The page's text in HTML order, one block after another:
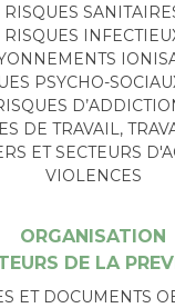
RISQUES
RISQUES
PSYCHO-
DE TRAVAIL,
ET SECTEURS
VIOLENCES
ORGANISATION
DE LA
ET DOCUMENTS